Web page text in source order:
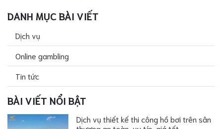
DANH MỤC BÀI VIẾT
Dịch vụ
Online gambling
Tin tức
BÀI VIẾT NỔI BẬT
Dịch vụ thiết kế thi công hồ bơi trên sân